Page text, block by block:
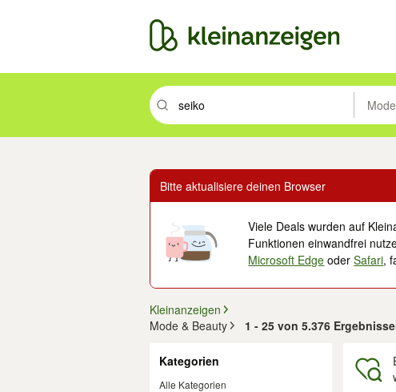
Suchbegriff eingeben. Eingabetaste drücken
Bitte aktualisiere deinen Browser
Viele Deals wurden auf
Funktionen einwandfrei
Microsoft Edge oderSafari,
Kleinanzeigen
Mode & Beauty
1 - 25 von 5.376
Kategorien
Alle Kategorien